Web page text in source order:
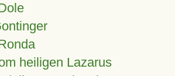
heiligen Lazarus